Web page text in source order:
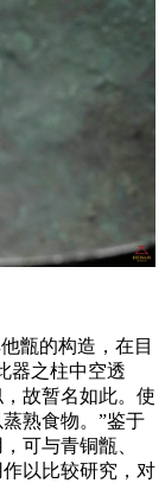
甑的构造，在目
器之柱中空透
故暂名如此。使
熟食物。”鉴于
可与青铜甑、
以比较研究，对